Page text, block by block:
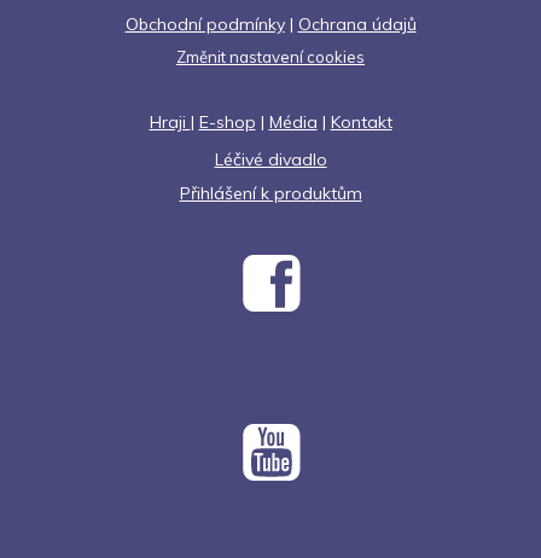
Obchodní podmínky| Ochrana údajů
Změnit nastavení cookies
Hraji | E-shop | Média | Kontakt
Léčivé divadlo
Přihlášení k produktům